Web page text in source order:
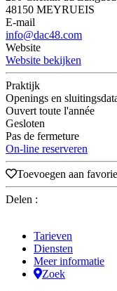
48150 MEYRUEIS
E-mail
info@dac48.com
Website
Website bekijken
Praktijk
Openings en
Ouvert toute l'année
Gesloten
Pas de fermeture
On-line reserveren
Toevoegen aan
Delen :
Tarieven
Diensten
Meer informatie
Zoek